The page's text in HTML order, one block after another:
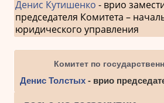
Денис Кутишенко - врио
председателя Комитета –
юридического управления
Комитет по
Денис Толстых- врио